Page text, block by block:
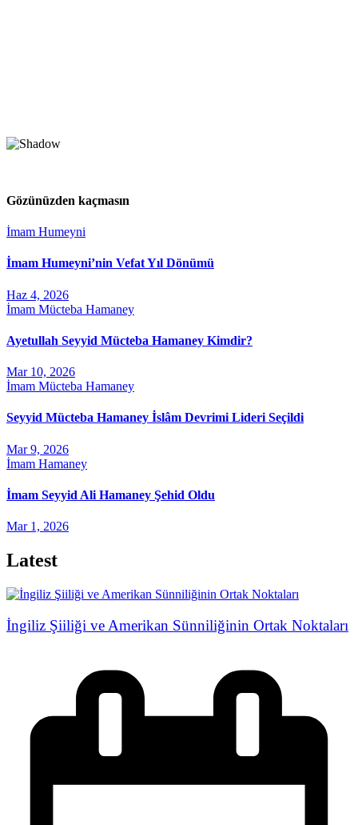
Gözünüzden kaçmasın
İmam Humeyni
İmam Humeyni’nin Vefat Yıl Dönümü
Haz 4, 2026
İmam Mücteba Hamaney
Ayetullah Seyyid Mücteba Hamaney Kimdir?
Mar 10, 2026
İmam Mücteba Hamaney
Seyyid Mücteba Hamaney İslâm Devrimi Lideri Seçildi
Mar 9, 2026
İmam Hamaney
İmam Seyyid Ali Hamaney Şehid Oldu
Mar 1, 2026
Latest
İngiliz Şiiliği ve Amerikan Sünniliğinin Ortak Noktaları